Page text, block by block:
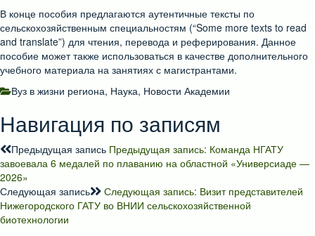
В конце пособия предлагаются аутентичные тексты по
сельскохозяйственным специальностям (“Some more texts to read
and translate”) для чтения, перевода и реферирования. Данное
пособие может также использоваться в качестве дополнительного
учебного материала на занятиях с магистрантами.
Вуз в жизни региона, Наука, Новости Академии
Навигация по записям
Предыдущая запись Предыдущая запись: Команда НГАТУ
завоевала 6 медалей по плаванию на областной «Универсиаде —
2026»
Следующая запись
Следующая запись: Визит представителей
Нижегородского ГАТУ во ВНИИ сельскохозяйственной
биотехнологии